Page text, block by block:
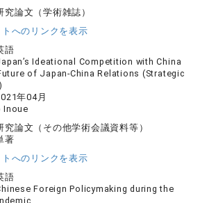
究論文（学術雑誌）
へのリンクを表示
語
Ideational Competition with China
of Japan-China Relations (Strategic
年04月
Inoue
究論文（その他学術会議資料等）
著
へのリンクを表示
語
Foreign Policymaking during the